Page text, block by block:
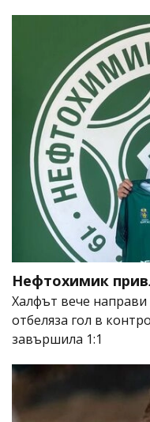
Нефтохимик
Халфът вече
отбеляза гол в
завършила 1:1